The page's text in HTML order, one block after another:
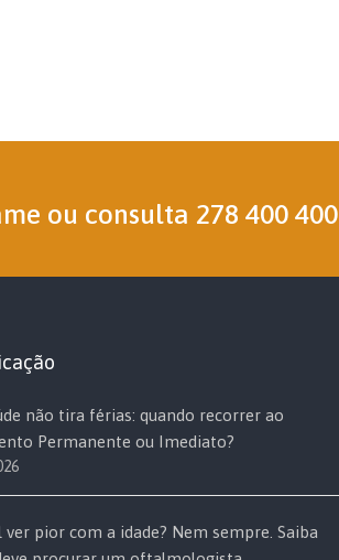
ou consulta 278 400 400
não tira férias: quando recorrer ao
Permanente ou Imediato?
ver pior com a idade? Nem sempre. Saiba